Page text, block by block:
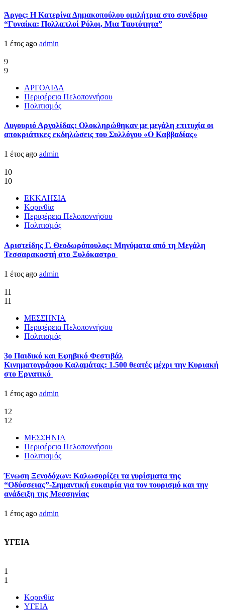
Άργος: Η Κατερίνα Δημακοπούλου ομιλήτρια στο συνέδριο
“Γυναίκα: Πολλαπλοί Ρόλοι, Μια Ταυτότητα”
1 έτος ago admin
9
9
ΑΡΓΟΛΙΔΑ
Περιφέρεια Πελοποννήσου
Πολιτισμός
Λυγουριό Αργολίδας: Ολοκληρώθηκαν με μεγάλη επιτυχία οι
αποκριάτικες εκδηλώσεις του Συλλόγου «Ο Καββαδίας»
1 έτος ago admin
10
10
ΕΚΚΛΗΣΙΑ
Κορινθία
Περιφέρεια Πελοποννήσου
Πολιτισμός
Αριστείδης Γ. Θεοδωρόπουλος: Μηνύματα από τη Μεγάλη
Τεσσαρακοστή στο Ξυλόκαστρο
1 έτος ago admin
11
11
ΜΕΣΣΗΝΙΑ
Περιφέρεια Πελοποννήσου
Πολιτισμός
3ο Παιδικό και Εφηβικό Φεστιβάλ
Κινηματογράφου Καλαμάτας: 1.500 θεατές μέχρι την Κυριακή
στο Εργατικό
1 έτος ago admin
12
12
ΜΕΣΣΗΝΙΑ
Περιφέρεια Πελοποννήσου
Πολιτισμός
Ένωση Ξενοδόχων: Καλωσορίζει τα γυρίσματα της
“Οδύσσειας”-Σημαντική ευκαιρία για τον τουρισμό και την
ανάδειξη της Μεσσηνίας
1 έτος ago admin
ΥΓΕΙΑ
1
1
Κορινθία
ΥΓΕΙΑ